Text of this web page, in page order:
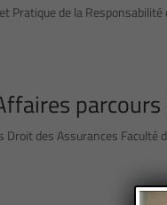
Pratique de la
des Assurances